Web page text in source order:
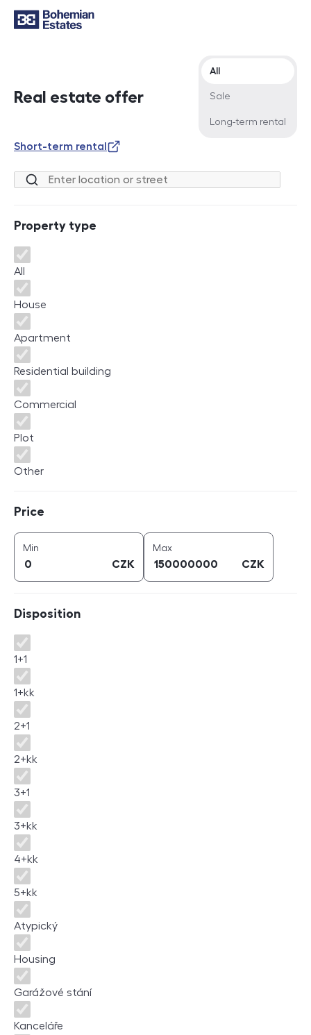
Real estate offer
Offer type
All
Sale
Long-term rental
Short-term rental
Location or street
Property type
Property type
All
House
Apartment
Residential building
Commercial
Plot
Other
Price
Min
CZK
Maxprice (
CZK
Disposition
Disposition
1+1
1+kk
2+1
2+kk
3+1
3+kk
4+kk
5+kk
Atypický
Housing
Garážové stání
Kanceláře